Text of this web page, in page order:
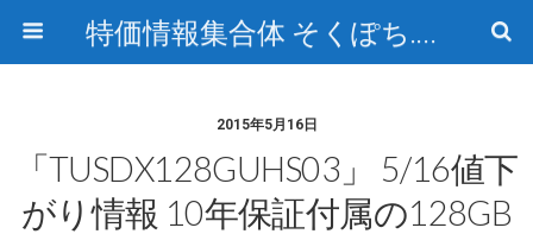
特価情報集合体 そくぽち.com
2015年5月16日
「TUSDX128GUHS03」 5/16値下
がり情報 10年保証付属の128GB